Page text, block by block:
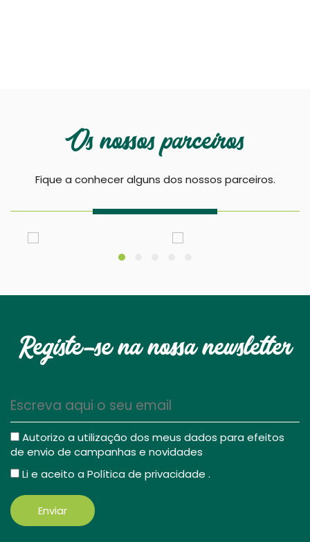
Os nossos parceiros
Fique a conhecer alguns dos nossos parceiros.
Registe-se na nossa newsletter
Autorizo a utilização dos meus dados para efeitos
de envio de campanhas e novidades
Li e aceito aPolítica de privacidade .
Enviar